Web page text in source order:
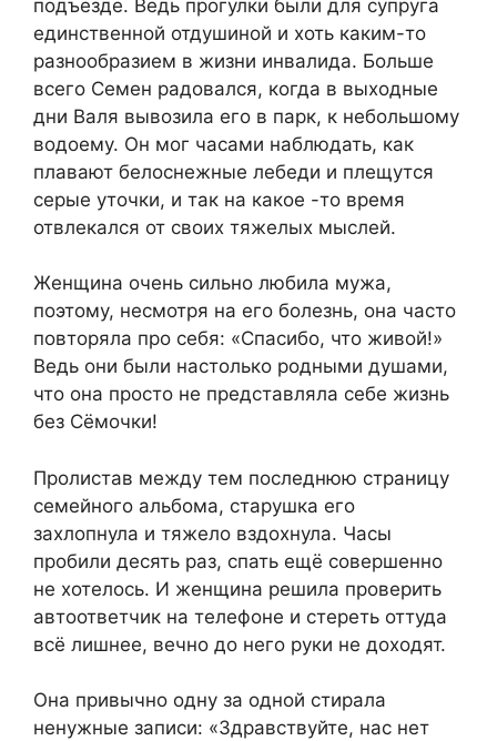
подъезде. Ведь прогулки были для супруга
единственной отдушиной и хоть каким-то
разнообразием в жизни инвалида. Больше
всего Семен радовался, когда в выходные
дни Валя вывозила его в парк, к небольшому
водоему. Он мог часами наблюдать, как
плавают белоснежные лебеди и плещутся
серые уточки, и так на какое -то время
отвлекался от своих тяжелых мыслей.
Женщина очень сильно любила мужа,
поэтому, несмотря на его болезнь, она часто
повторяла про себя: «Спасибо, что живой!»
Ведь они были настолько родными душами,
что она просто не представляла себе жизнь
без Сёмочки!
Пролистав между тем последнюю страницу
семейного альбома, старушка его
захлопнула и тяжело вздохнула. Часы
пробили десять раз, спать ещё совершенно
не хотелось. И женщина решила проверить
автоответчик на телефоне и стереть оттуда
всё лишнее, вечно до него руки не доходят.
Она привычно одну за одной стирала
ненужные записи: «Здравствуйте, нас нет